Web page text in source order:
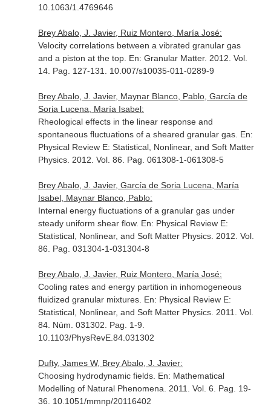
10.1063/1.4769646
Brey Abalo, J. Javier, Ruiz Montero, María José:
Velocity correlations between a vibrated granular gas
and a piston at the top. En: Granular Matter. 2012. Vol.
14. Pag. 127-131. 10.007/s10035-011-0289-9
Brey Abalo, J. Javier, Maynar Blanco, Pablo, García de
Soria Lucena, María Isabel:
Rheological effects in the linear response and
spontaneous fluctuations of a sheared granular gas. En:
Physical Review E: Statistical, Nonlinear, and Soft Matter
Physics. 2012. Vol. 86. Pag. 061308-1-061308-5
Brey Abalo, J. Javier, García de Soria Lucena, María
Isabel, Maynar Blanco, Pablo:
Internal energy fluctuations of a granular gas under
steady uniform shear flow. En: Physical Review E:
Statistical, Nonlinear, and Soft Matter Physics. 2012. Vol.
86. Pag. 031304-1-031304-8
Brey Abalo, J. Javier, Ruiz Montero, María José:
Cooling rates and energy partition in inhomogeneous
fluidized granular mixtures. En: Physical Review E:
Statistical, Nonlinear, and Soft Matter Physics. 2011. Vol.
84. Núm. 031302. Pag. 1-9.
10.1103/PhysRevE.84.031302
Dufty, James W, Brey Abalo, J. Javier:
Choosing hydrodynamic fields. En: Mathematical
Modelling of Natural Phenomena . 2011. Vol. 6. Pag. 19-
36. 10.1051/mmnp/20116402